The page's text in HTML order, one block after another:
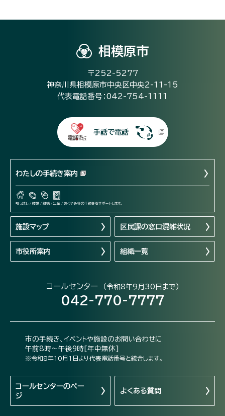
相模原市
〒252-5277
神奈川県相模原市中央区中央2-11-15
代表電話番号：042-754-1111
手話で電話
わたしの手続き案内
引っ越し / 結婚 / 離婚 / 出産 / おくやみ等の手続きをサポートします。
施設マップ 区民課の窓口混雑状況
市役所案内 組織一覧
コールセンター （令和8年9月30日まで）
042-770-7777
市の手続き、イベントや施設のお問い合わせに
午前8時～午後9時[年中無休]
※令和8年10月1日より代表電話番号と統合します。
コールセンターのペー
ジ
よくある質問